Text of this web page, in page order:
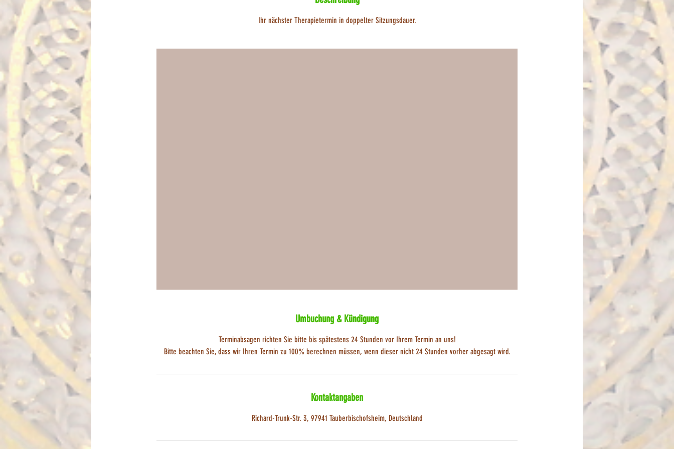
n
.
Ihr nächster Therapietermin in doppelter Sitzungsdauer.
Umbuchung & Kündigung
Terminabsagen richten Sie bitte bis spätestens 24 Stunden vor Ihrem Termin an uns!
Bitte beachten Sie, dass wir Ihren Termin zu 100% berechnen müssen, wenn dieser nicht 24 Stunden vorher abgesagt wird.
Kontaktangaben
Richard-Trunk-Str. 3, 97941 Tauberbischofsheim, Deutschland